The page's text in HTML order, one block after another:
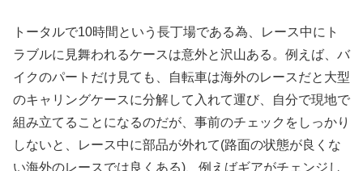
トータルで10時間という長丁場である為、レース中にト
ラブルに見舞われるケースは意外と沢山ある。例えば、バ
イクのパートだけ見ても、自転車は海外のレースだと大型
のキャリングケースに分解して入れて運び、自分で現地で
組み立てることになるのだが、事前のチェックをしっかり
しないと、レース中に部品が外れて(路面の状態が良くな
い海外のレースでは良くある)、例えばギアがチェンジし